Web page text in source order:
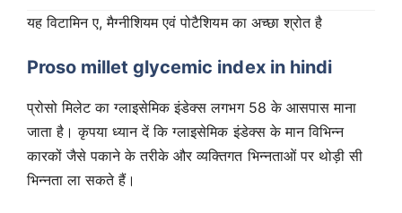
यह विटामिन ए, मैग्नीशियम एवं पोटैशियम का अच्छा श्रोत है
Proso millet glycemic index in hindi
प्रोसो मिलेट का ग्लाइसेमिक इंडेक्स लगभग 58 के आसपास माना
जाता है। कृपया ध्यान दें कि ग्लाइसेमिक इंडेक्स के मान विभिन्न
कारकों जैसे पकाने के तरीके और व्यक्तिगत भिन्नताओं पर थोड़ी सी
भिन्नता ला सकते हैं।